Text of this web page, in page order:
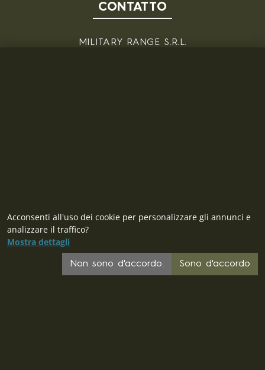
Acconsenti all'uso dei cookie per personalizzare gli annunci e
analizzare il traffico?
Mostra dettagli
Non sono d'accordo. Sono d'accordo
CONTATTO
MILITARY RANGE S.R.L.